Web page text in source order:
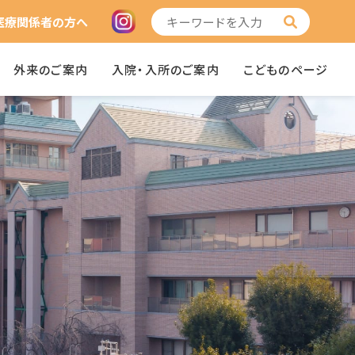
療関係者の方へ
外来のご案内 入院・入所のご案内 こどものページ